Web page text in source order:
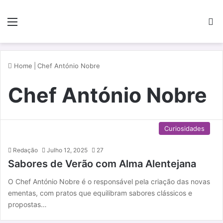
Home Chef António Nobre
Chef António Nobre
Curiosidades
Redação Julho 12, 2025 27
Sabores de Verão com Alma Alentejana
O Chef António Nobre é o responsável pela criação das novas
ementas, com pratos que equilibram sabores clássicos e
propostas…